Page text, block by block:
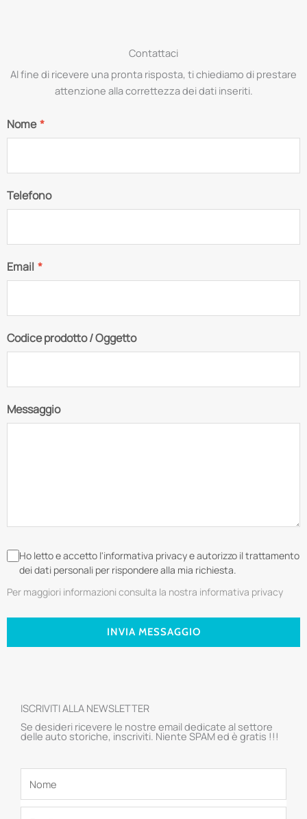
Contattaci
Al fine di ricevere una pronta risposta, ti chiediamo di prestare
attenzione alla correttezza dei dati inseriti.
Nome*
Telefono
Email *
Codice prodotto / Oggetto
Messaggio
Ho letto e accetto l'informativa privacy e autorizzo il trattamento
dei dati personali per rispondere alla mia richiesta.
Per maggiori informazioni consulta la nostra informativa privacy
INVIA MESSAGGIO
ISCRIVITI ALLA NEWSLETTER
Se desideri ricevere le nostre email dedicate al settore
delle auto storiche, inscriviti. Niente SPAM ed è gratis !!!